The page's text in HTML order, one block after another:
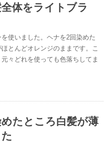
体をライトブラ
使いました。ヘナを2回染めた
とんどオレンジのままです。こ
々どれを使っても色落ちしてま
たところ白髪が薄